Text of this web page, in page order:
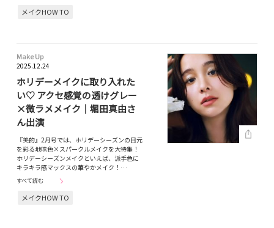
メイクHOW TO
Make Up
2025.12.24
ホリデーメイクに取り入れた
い♡ アクセ感覚の透けグレー
×微ラメメイク｜堀田真由さ
ん出演
『美的』2月号では、ホリデーシーズンの目元
を彩る地味色×スパークルメイクを大特集！
ホリデーシーズンメイクといえば、派手色に
キラキラ感マックスの華やかメイク！…
すべて読む
メイクHOW TO